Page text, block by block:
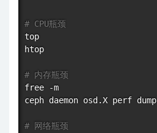
# CPU瓶颈
top
htop
# 内存瓶颈
free -m
ceph daemon osd.X perf dump
# 网络瓶颈